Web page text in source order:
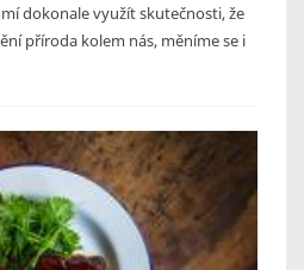
dokonale využít skutečnosti, že
příroda kolem nás, měníme se i